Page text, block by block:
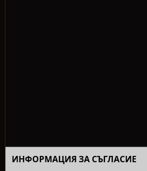
ИНФОРМАЦИЯ ЗА СЪГЛАСИЕ